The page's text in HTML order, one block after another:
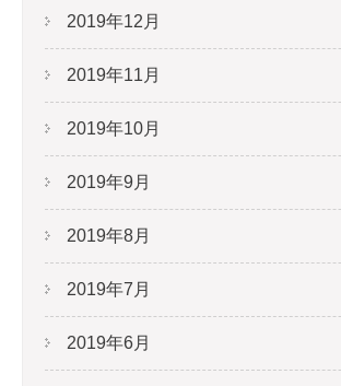
2019年12月
2019年11月
2019年10月
2019年9月
2019年8月
2019年7月
2019年6月